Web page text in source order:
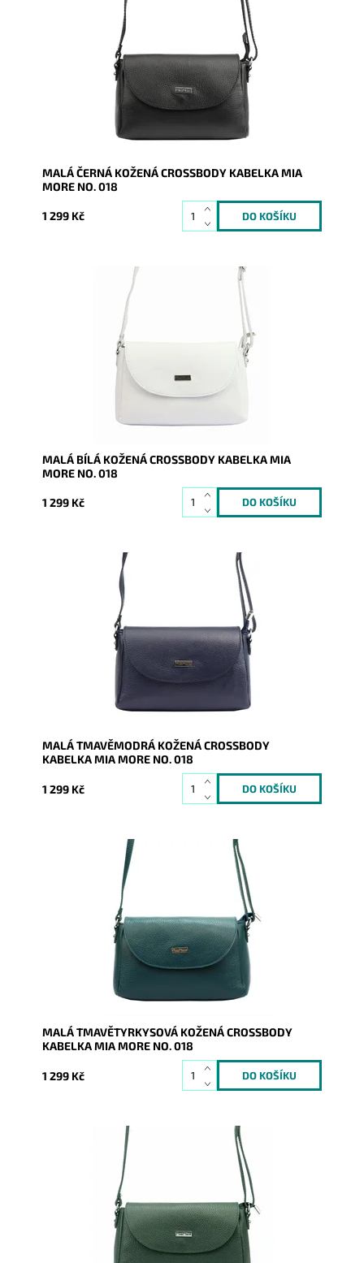
Malá kožená crossbody kabelka značky Mia More v
černé barvě s uzavíráním na klopu a na zip.
Skladem
9883
Mia More (Itálie)
2 roky
MALÁ ČERNÁ KOŽENÁ CROSSBODY KABELKA MIA
MORE NO. 018
1 299 Kč
Malá kožená crossbody kabelka značky Mia More v
bílé barvě s uzavíráním na klopu a na zip.
Skladem
9884
Mia More (Itálie)
2 roky
MALÁ BÍLÁ KOŽENÁ CROSSBODY KABELKA MIA
MORE NO. 018
1 299 Kč
Malá kožená crossbody kabelka značky Mia More v
tmavěmodré barvě s uzavíráním na klopu a na zip.
Skladem
9885
Mia More (Itálie)
2 roky
MALÁ TMAVĚMODRÁ KOŽENÁ CROSSBODY
KABELKA MIA MORE NO. 018
1 299 Kč
Malá kožená crossbody kabelka značky Mia More v
tmavětyrkysové barvě s uzavíráním na klopu a na zip.
Skladem
17103
Mia More (Itálie)
2 roky
MALÁ TMAVĚTYRKYSOVÁ KOŽENÁ CROSSBODY
KABELKA MIA MORE NO. 018
1 299 Kč
Malá kožená crossbody kabelka značky Mia More v
tmavězelené barvě s uzavíráním na klopu a na zip.
Skladem
19928
Mia More (Itálie)
2 roky